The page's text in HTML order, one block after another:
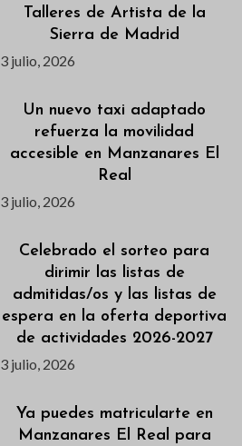
Talleres de Artista de la
Sierra de Madrid
3 julio, 2026
Un nuevo taxi adaptado
refuerza la movilidad
accesible en Manzanares El
Real
3 julio, 2026
Celebrado el sorteo para
dirimir las listas de
admitidas/os y las listas de
espera en la oferta deportiva
de actividades 2026-2027
3 julio, 2026
Ya puedes matricularte en
Manzanares El Real para